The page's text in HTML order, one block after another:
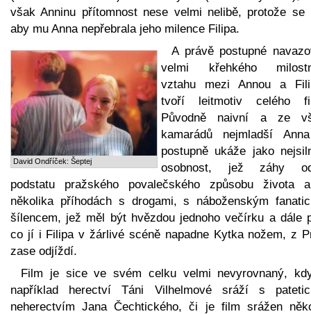
však Anninu přítomnost nese velmi nelibě, protože se
aby mu Anna nepřebrala jeho milence Filipa.
David Ondříček: Šeptej
A právě postupné
velmi křehkého
vztahu mezi Annou a
tvoří leitmotiv celého
Původně naivní a ze
kamarádů nejmladší
postupně ukáže jako
osobnost, jež záhy
podstatu pražského povalečského způsobu života
několika příhodách s drogami, s náboženským
šílencem, jež měl být hvězdou jednoho večírku a dále
co jí i Filipa v žárlivé scéně napadne Kytka nožem, z
zase odjíždí.
Film je sice ve svém celku velmi nevyrovnaný,
například herectví Táni Vilhelmové sráží s
neherectvím Jana Čechtického, či je film srážen